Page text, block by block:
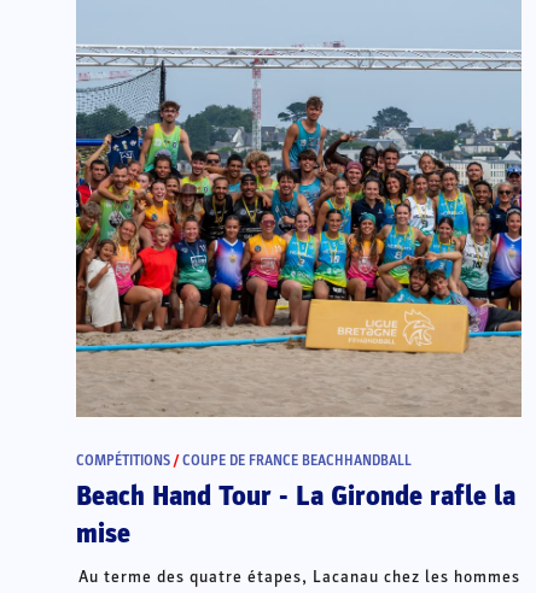
COMPÉTITIONS /COUPE DE FRANCE BEACHHANDBALL
Beach Hand Tour - La Gironde rafle la
mise
Au terme des quatre étapes, Lacanau chez les hommes